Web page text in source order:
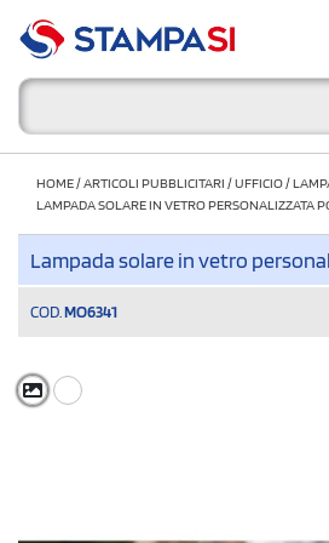
HOME/ARTICOLI PUBBLICITARI /UFFICIO/
LAMPADA SOLARE IN VETRO PERSONALIZZATA
Lampada solare in vetro
COD. MO6341